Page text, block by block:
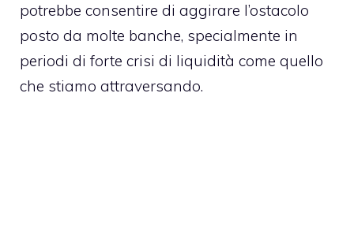
potrebbe consentire di aggirare l’ostacolo
posto da molte banche, specialmente in
periodi di forte crisi di liquidità come quello
che stiamo attraversando.